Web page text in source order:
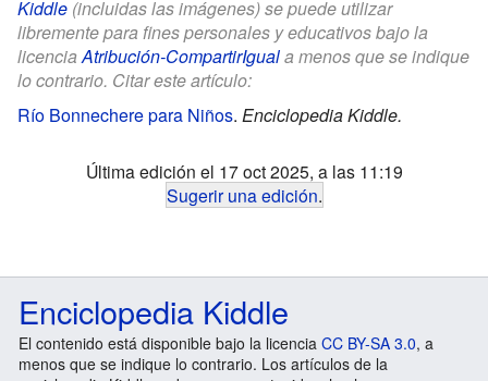
Kiddle (incluidas las imágenes) se puede utilizar
libremente para fines personales y educativos bajo la
licenciaAtribución-CompartirIguala menos que se indique
lo contrario. Citar este artículo:
Río Bonnechere para Niños. Enciclopedia Kiddle.
Última edición el 17 oct 2025, a las 11:19
Sugerir una edición.
Enciclopedia Kiddle
El contenido está disponible bajo la licencia CC BY-SA 3.0, a
menos que se indique lo contrario. Los artículos de la